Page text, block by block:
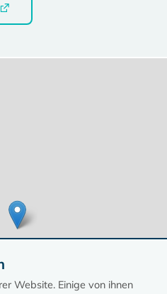
Website. Einige von ihnen